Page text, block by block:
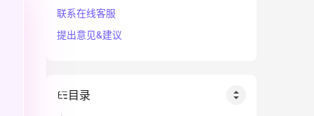
联系在线客服
提出意见&建议
目录